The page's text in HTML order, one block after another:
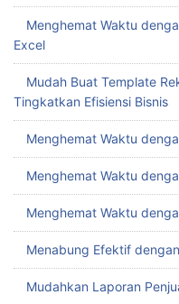
Menghemat Waktu
Excel
Mudah Buat Template
Tingkatkan Efisiensi Bisnis
Menghemat Waktu
Menghemat Waktu
Menghemat Waktu
Menabung Efektif
Mudahkan Laporan